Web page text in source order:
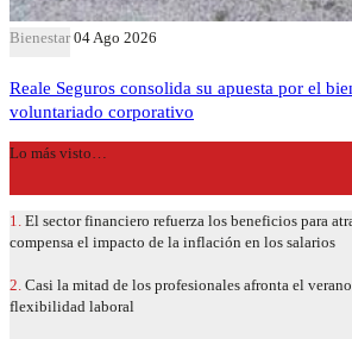
Bienestar 04 Ago 2026
Reale Seguros consolida su apuesta por el
voluntariado corporativo
Lo más visto…
1. El sector financiero refuerza los beneficios para
compensa el impacto de la inflación en los salarios
2. Casi la mitad de los profesionales afronta el
flexibilidad laboral